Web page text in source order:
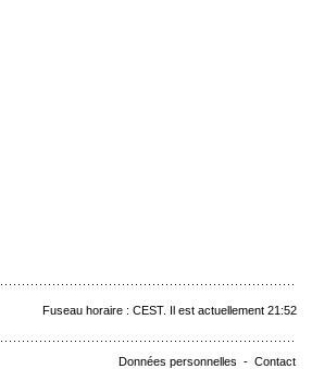
Fuseau horaire : CEST. Il est actuellement 21:52
Données personnelles - Contact